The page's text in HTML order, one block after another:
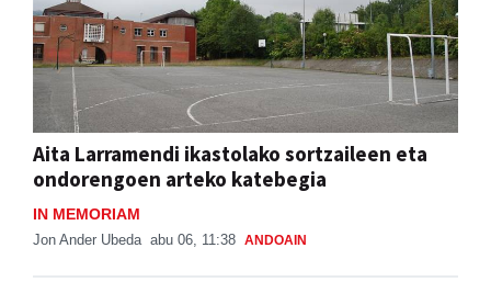
Aita Larramendi ikastolako sortzaileen eta
ondorengoen arteko katebegia
IN MEMORIAM
Jon Ander Ubeda abu 06, 11:38 ANDOAIN